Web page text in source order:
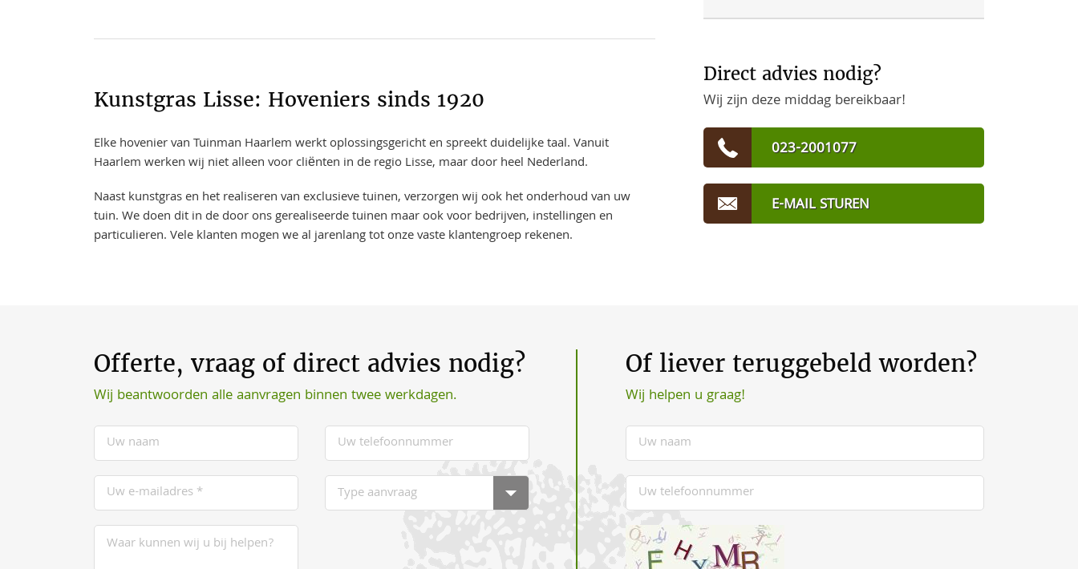
Kunstgras Lisse: Hoveniers sinds 1920
Elke hovenier van Tuinman Haarlem werkt oplossingsgericht en spreekt duidelijke taal. Vanuit
Haarlem werken wij niet alleen voor cliënten in de regio Lisse, maar door heel Nederland.
Naast kunstgras en het realiseren van exclusieve tuinen, verzorgen wij ook het onderhoud van uw
tuin. We doen dit in de door ons gerealiseerde tuinen maar ook voor bedrijven, instellingen en
particulieren. Vele klanten mogen we al jarenlang tot onze vaste klantengroep rekenen.
Direct advies nodig?
Wij zijn deze middag bereikbaar!
023-2001077
E-MAIL STUREN
Offerte, vraag of direct advies nodig?
Wij beantwoorden alle aanvragen binnen twee werkdagen.
Of liever teruggebeld worden?
Wij helpen u graag!